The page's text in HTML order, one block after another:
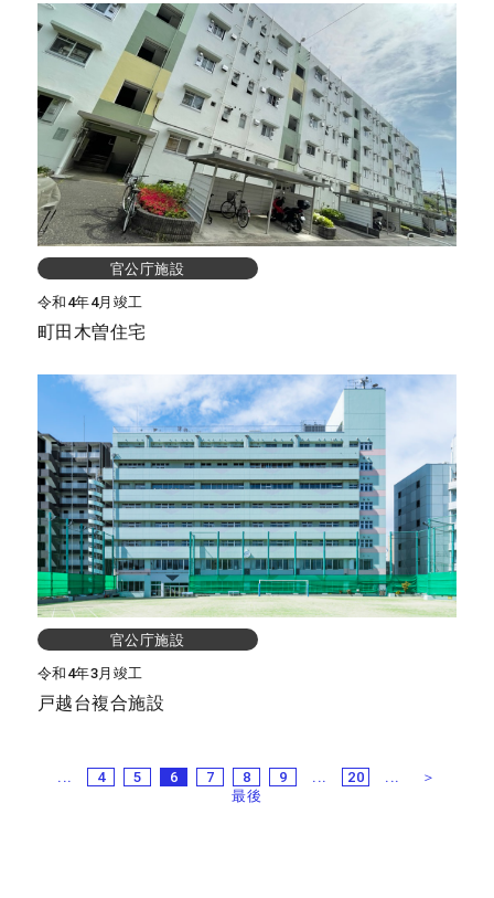
官公庁施設
令和4年4月竣工
町田木曽住宅
官公庁施設
令和4年3月竣工
戸越台複合施設
... 4 5 6 7 8 9 ... 20 ...
＞
最後